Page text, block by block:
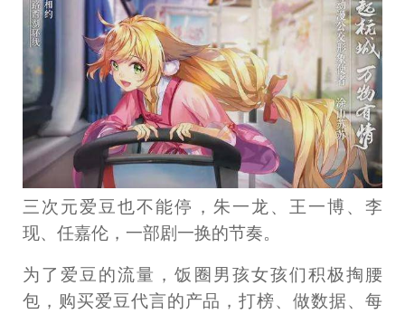
三次元爱豆也不能停，朱一龙、王一博、李
现、任嘉伦，一部剧一换的节奏。
为了爱豆的流量，饭圈男孩女孩们积极掏腰
包，购买爱豆代言的产品，打榜、做数据、每